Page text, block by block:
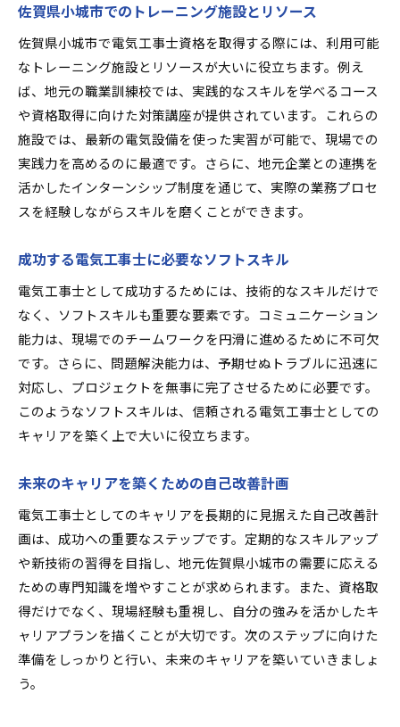
佐賀県小城市でのトレーニング施設とリソース
佐賀県小城市で電気工事士資格を取得する際には、利用可能
なトレーニング施設とリソースが大いに役立ちます。例え
ば、地元の職業訓練校では、実践的なスキルを学べるコース
や資格取得に向けた対策講座が提供されています。これらの
施設では、最新の電気設備を使った実習が可能で、現場での
実践力を高めるのに最適です。さらに、地元企業との連携を
活かしたインターンシップ制度を通じて、実際の業務プロセ
スを経験しながらスキルを磨くことができます。
成功する電気工事士に必要なソフトスキル
電気工事士として成功するためには、技術的なスキルだけで
なく、ソフトスキルも重要な要素です。コミュニケーション
能力は、現場でのチームワークを円滑に進めるために不可欠
です。さらに、問題解決能力は、予期せぬトラブルに迅速に
対応し、プロジェクトを無事に完了させるために必要です。
このようなソフトスキルは、信頼される電気工事士としての
キャリアを築く上で大いに役立ちます。
未来のキャリアを築くための自己改善計画
電気工事士としてのキャリアを長期的に見据えた自己改善計
画は、成功への重要なステップです。定期的なスキルアップ
や新技術の習得を目指し、地元佐賀県小城市の需要に応える
ための専門知識を増やすことが求められます。また、資格取
得だけでなく、現場経験も重視し、自分の強みを活かしたキ
ャリアプランを描くことが大切です。次のステップに向けた
準備をしっかりと行い、未来のキャリアを築いていきましょ
う。